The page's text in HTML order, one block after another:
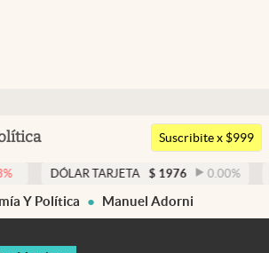
Argentina
Suscribite x $999
TARJETA $ 1976 0.00% DÓLAR
Y Política Manuel Adorni